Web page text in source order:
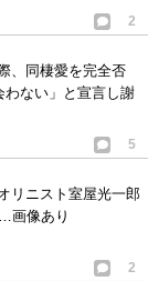
2
、同棲愛を完全否
わない」と宣言し謝
5
リニスト室屋光一郎
画像あり
2